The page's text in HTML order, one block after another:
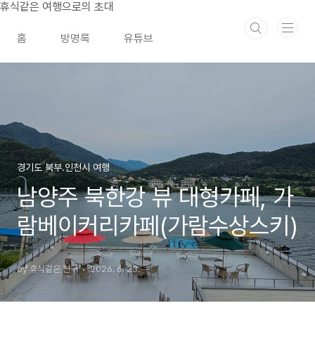
본문 바로가기
휴식같은 여행으로의 초대
홈 방명록 유튜브
경기도 북부.인천시 여행
남양주 북한강 뷰 대형카페, 가
람베이커리카페(가람수상스키)
by 휴식같은 친구 2026. 6. 23.